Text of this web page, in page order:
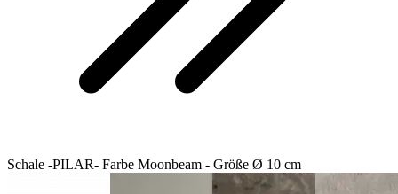
Schale -PILAR- Farbe Moonbeam - Größe Ø 10 cm